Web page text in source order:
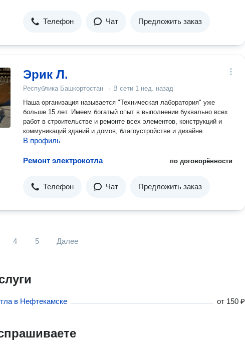
Телефон Чат Предложить заказ
Эрик Л.
Республика Башкортостан · В сети 1 нед. назад
Наша организация называется "Техническая лаборатория" уже
больше 15 лет. Имеем богатый опыт в выполнении буквально всех
работ в строительстве и ремонте всех элементов, конструкций и
коммуникаций зданий и домов, благоустройстве и дизайне.
В профиль
Ремонт электрокотла по договорённости
Телефон Чат Предложить заказ
4 5 Далее
в Нефтекамске от 150 ₽